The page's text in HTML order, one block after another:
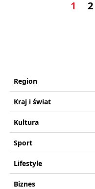
1 2
Region
Kraj i świat
Kultura
Sport
Lifestyle
Biznes